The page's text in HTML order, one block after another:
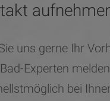
uns gerne Ihr
Experten
bei